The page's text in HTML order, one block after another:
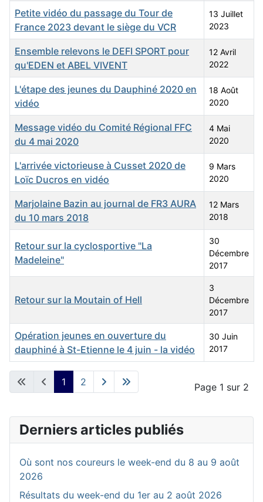
Articles
Petite vidéo du passage du Tour de
France 2023 devant le siège du VCR
13 Juillet
2023
Ensemble relevons le DEFI SPORT pour
qu'EDEN et ABEL VIVENT
12 Avril
2022
L'étape des jeunes du Dauphiné 2020 en
vidéo
18 Août
2020
Message vidéo du Comité Régional FFC
du 4 mai 2020
4 Mai
2020
L'arrivée victorieuse à Cusset 2020 de
Loïc Ducros en vidéo
9 Mars
2020
Marjolaine Bazin au journal de FR3 AURA
du 10 mars 2018
12 Mars
2018
Retour sur la cyclosportive "La
Madeleine"
30
Décembre
2017
Retour sur la Moutain of Hell
3
Décembre
2017
Opération jeunes en ouverture du
dauphiné à St-Etienne le 4 juin - la vidéo
30 Juin
2017
Page 1 sur 2
1 2
Derniers articles publiés
Où sont nos coureurs le week-end du 8 au 9 août
2026
Résultats du week-end du 1er au 2 août 2026